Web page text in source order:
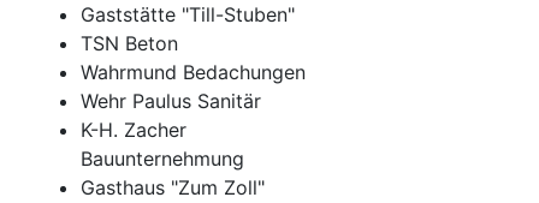
Gaststätte "Till-Stuben"
TSN Beton
Wahrmund Bedachungen
Wehr Paulus Sanitär
K-H. Zacher
Bauunternehmung
Gasthaus "Zum Zoll"